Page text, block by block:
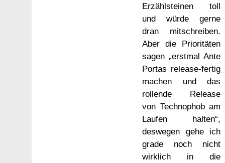
Erzählsteinen toll
und würde gerne
dran mitschreiben.
Aber die Prioritäten
sagen „erstmal Ante
Portas release-fertig
machen und das
rollende Release
von Technophob am
Laufen halten“,
deswegen gehe ich
grade noch nicht
wirklich in die